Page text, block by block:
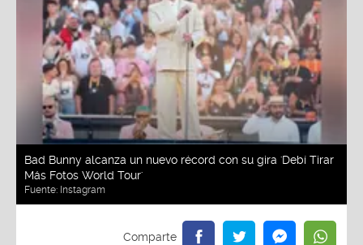
Bad Bunny alcanza un nuevo récord con su gira 'Debí Tirar
Más Fotos World Tour'
Fuente: Instagram